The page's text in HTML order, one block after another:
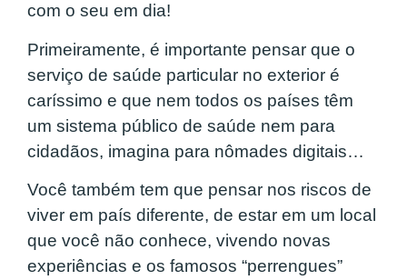
com o seu em dia!
Primeiramente, é importante pensar que o
serviço de saúde particular no exterior é
caríssimo e que nem todos os países têm
um sistema público de saúde nem para
cidadãos, imagina para nômades digitais…
Você também tem que pensar nos riscos de
viver em país diferente, de estar em um local
que você não conhece, vivendo novas
experiências e os famosos “perrengues”